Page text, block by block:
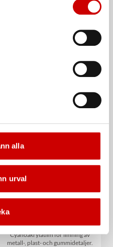
Genom
sådana överföringar. Läs
alla
urval
Kampanj
Cyanoakrylatlim för limning av
metall-, plast- och gummidetaljer.